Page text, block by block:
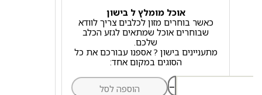
אוכל מומלץ ל בישון
כאשר בוחרים מזון לכלבים צריך לוודא
שבוחרים אוכל שמתאים לגזע הכלב
שלכם.
מתעניינים בישון ? אספנו עבורכם את כל
הסוגים במקום אחד:
– הוספה לסל